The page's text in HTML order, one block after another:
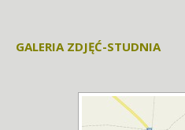
GALERIA ZDJĘĆ-STUDNIA